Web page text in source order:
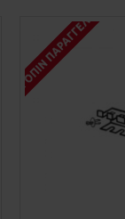
ΚΑΤΌΠΙΝ ΠΑΡΑΓΓΕΛΊΑΣ